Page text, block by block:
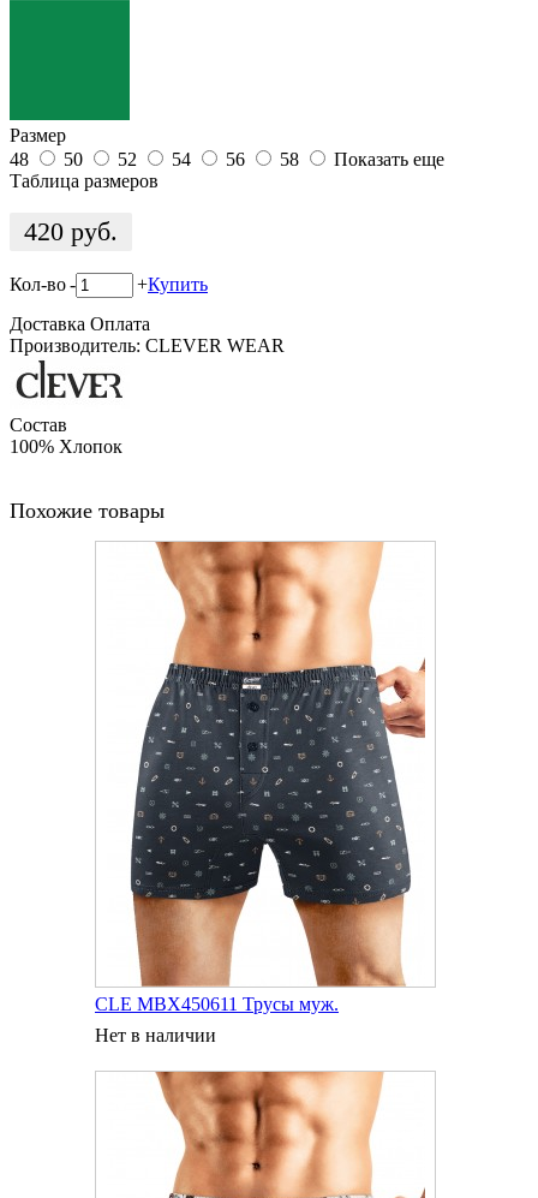
Размер
48
50 52 54 56 58
Показать еще
Таблица размеров
420 руб.
Кол-во- +Купить
Доставка Оплата
Производитель: CLEVER WEAR
Состав
100% Хлопок
Похожие товары
CLE MBX450611 Трусы муж.
Нет в наличии